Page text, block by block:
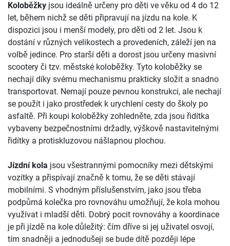
Koloběžky jsou ideálně určeny pro děti ve věku od 4 do 12
let, během nichž se děti připravují na jízdu na kole. K
dispozici jsou i menší modely, pro děti od 2 let. Jsou k
dostání v různých velikostech a provedeních, záleží jen na
volbě jedince. Pro starší děti a dorost jsou určeny masivní
scootery či tzv. městské koloběžky. Tyto koloběžky se
nechají díky svému mechanismu prakticky složit a snadno
transportovat. Nemají pouze pevnou konstrukci, ale nechají
se použít i jako prostředek k urychlení cesty do školy po
asfaltě. Při koupi koloběžky zohledněte, zda jsou řidítka
vybaveny bezpečnostními držadly, výškově nastavitelnými
řidítky a protiskluzovou nášlapnou plochou.
Jízdní kola jsou všestrannými pomocníky mezi dětskými
vozítky a přispívají značně k tomu, že se děti stávají
mobilními. S vhodným příslušenstvím, jako jsou třeba
podpůrná kolečka pro rovnováhu umožňují, že kola mohou
využívat i mladší děti. Dobrý pocit rovnováhy a koordinace
je při jízdě na kole důležitý: čím dříve si jej uživatel osvojí,
tím snadněji a jednodušeji se bude dítě později lépe